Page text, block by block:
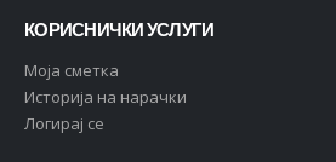
КОРИСНИЧКИ УСЛУГИ
Moja сметка
Историја на нарачки
Логирај се